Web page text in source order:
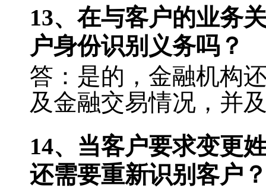
13、在与客户的业务
户身份识别义务吗？
答：是的，金融机构
及金融交易情况，并
14、当客户要求变更
还需要重新识别客户